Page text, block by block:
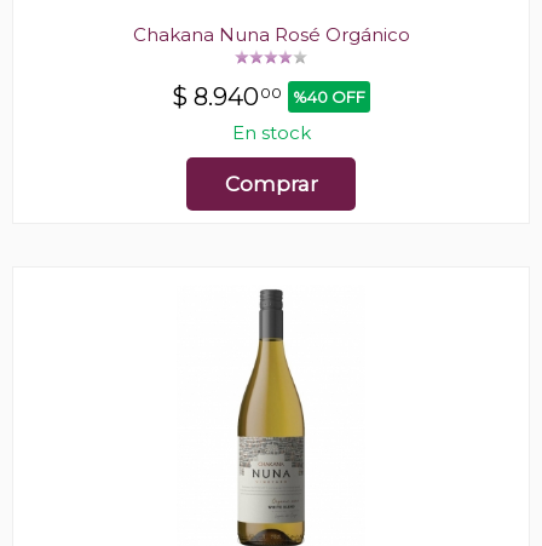
Chakana Nuna Rosé Orgánico
$ 8.94000 %40 OFF
En stock
Comprar